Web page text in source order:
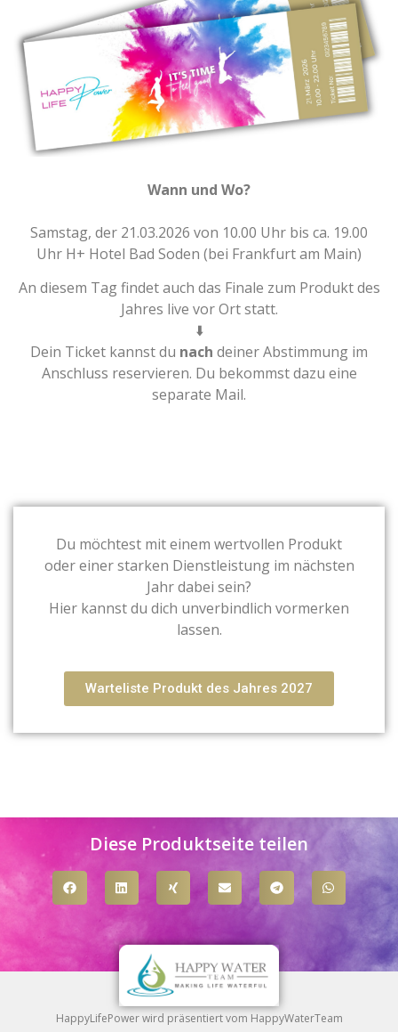
Wann und Wo?
Samstag, der 21.03.2026 von 10.00 Uhr bis ca. 19.00
Uhr H+ Hotel Bad Soden (bei Frankfurt am Main)
An diesem Tag findet auch das Finale zum Produkt des
Jahres live vor Ort statt.
⬇️
Dein Ticket kannst du nach deiner Abstimmung im
Anschluss reservieren. Du bekommst dazu eine
separate Mail.
Du möchtest mit einem wertvollen Produkt
oder einer starken Dienstleistung im nächsten
Jahr dabei sein?
Hier kannst du dich unverbindlich vormerken
lassen.
Warteliste Produkt des Jahres 2027
Diese Produktseite teilen
HappyLifePower wird präsentiert vom HappyWaterTeam